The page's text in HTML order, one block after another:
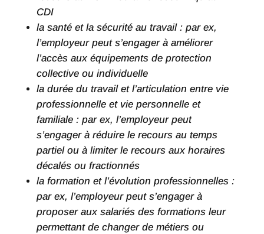
CDI
la santé et la sécurité au travail : par ex,
l’employeur peut s’engager à améliorer
l’accès aux équipements de protection
collective ou individuelle
la durée du travail et l’articulation entre vie
professionnelle et vie personnelle et
familiale : par ex, l’employeur peut
s’engager à réduire le recours au temps
partiel ou à limiter le recours aux horaires
décalés ou fractionnés
la formation et l’évolution professionnelles :
par ex, l’employeur peut s’engager à
proposer aux salariés des formations leur
permettant de changer de métiers ou